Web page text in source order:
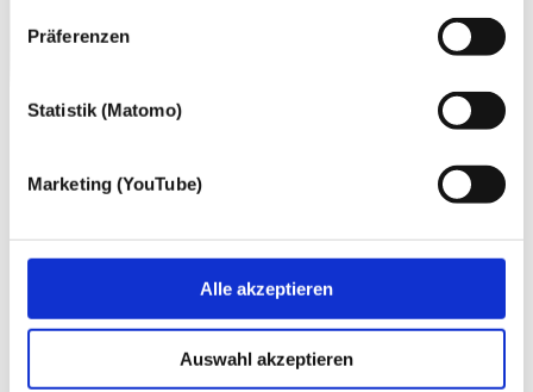
Präferenzen
Statistik (Matomo)
Marketing (YouTube)
Alle akzeptieren
Auswahl akzeptieren